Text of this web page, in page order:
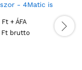
Ft + ÁFA
Ft brutto